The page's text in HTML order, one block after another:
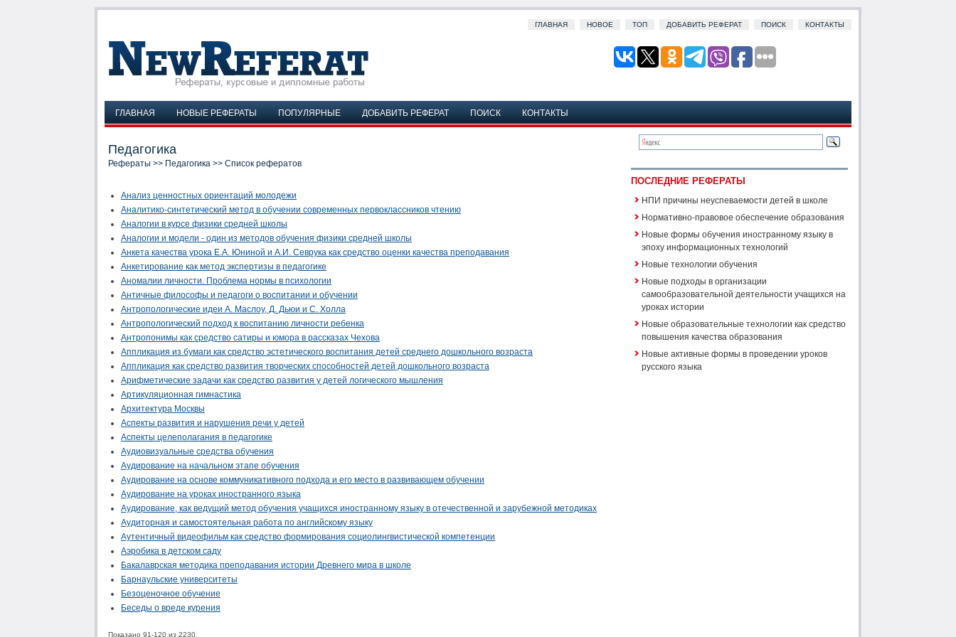
ГЛАВНАЯ НОВОЕ ТОП ДОБАВИТЬ РЕФЕРАТ ПОИСК КОНТАКТЫ
ГЛАВНАЯ НОВЫЕ РЕФЕРАТЫ ПОПУЛЯРНЫЕ ДОБАВИТЬ РЕФЕРАТ ПОИСК КОНТАКТЫ
Педагогика
Рефераты >> Педагогика >> Список рефератов
Анализ ценностных ориентаций молодежи
Аналитико-синтетический метод в обучении современных первоклассников чтению
Аналогии в курсе физики средней школы
Аналогии и модели - один из методов обучения физики средней школы
Анкета качества урока Е.А. Юниной и А.И. Севрука как средство оценки качества преподавания
Анкетирование как метод экспертизы в педагогике
Аномалии личности. Проблема нормы в психологии
Античные философы и педагоги о воспитании и обучении
Антропологические идеи А. Маслоу, Д. Дьюи и С. Холла
Антропологический подход к воспитанию личности ребенка
Антропонимы как средство сатиры и юмора в рассказах Чехова
Аппликация из бумаги как средство эстетического воспитания детей среднего дошкольного возраста
Аппликация как средство развития творческих способностей детей дошкольного возраста
Арифметические задачи как средство развития у детей логического мышления
Артикуляционная гимнастика
Архитектура Москвы
Аспекты развития и нарушения речи у детей
Аспекты целеполагания в педагогике
Аудиовизуальные средства обучения
Аудирование на начальном этапе обучения
Аудирование на основе коммуникативного подхода и его место в развивающем обучении
Аудирование на уроках иностранного языка
Аудирование, как ведущий метод обучения учащихся иностранному языку в отечественной и зарубежной методиках
Аудиторная и самостоятельная работа по английскому языку
Аутентичный видеофильм как средство формирования социолингвистической компетенции
Аэробика в детском саду
Бакалаврская методика преподавания истории Древнего мира в школе
Барнаульские университеты
Безоценочное обучение
Беседы о вреде курения
Показано 91-120 из 2230.
ПОСЛЕДНИЕ РЕФЕРАТЫ
НПИ причины неуспеваемости детей в школе
Нормативно-правовое обеспечение образования
Новые формы обучения иностранному языку в
эпоху информационных технологий
Новые технологии обучения
Новые подходы в организации
самообразовательной деятельности учащихся на
уроках истории
Новые образовательные технологии как средство
повышения качества образования
Новые активные формы в проведении уроков
русского языка